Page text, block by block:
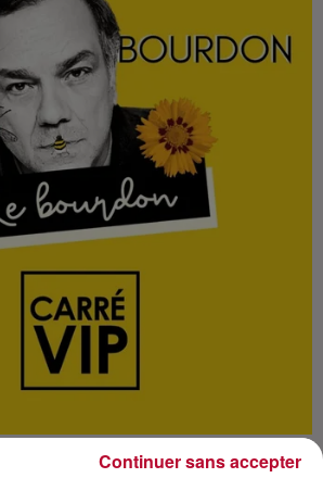
Continuer sans accepter